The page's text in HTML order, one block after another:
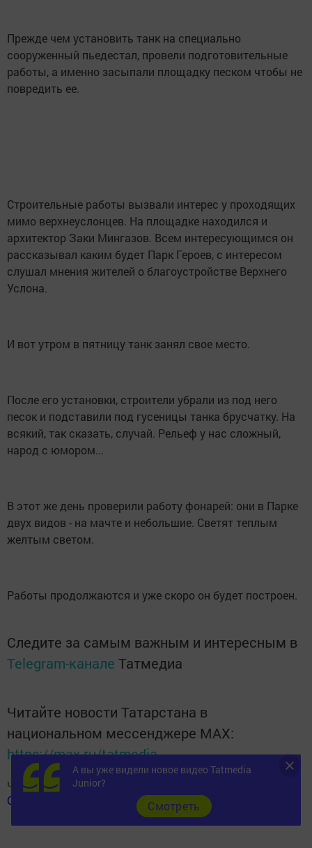
Прежде чем установить танк на специально
сооруженный пьедестал, провели подготовительные
работы, а именно засыпали площадку песком чтобы не
повредить ее.
Строительные работы вызвали интерес у проходящих
мимо верхнеуслонцев. На площадке находился и
архитектор Заки Мингазов. Всем интересующимся он
рассказывал каким будет Парк Героев, с интересом
слушал мнения жителей о благоустройстве Верхнего
Услона.
И вот утром в пятницу танк занял свое место.
После его установки, строители убрали из под него
песок и подставили под гусеницы танка брусчатку. На
всякий, так сказать, случай. Рельеф у нас сложный,
народ с юмором...
В этот же день проверили работу фонарей: они в Парке
двух видов - на мачте и небольшие. Светят теплым
желтым светом.
Работы продолжаются и уже скоро он будет построен.
Следите за самым важным и интересным в
Telegram-канале Татмедиа
Читайте новости Татарстана в
национальном мессенджере MАХ:
https://max.ru/tatmedia
Читай «Волжскую новь» в
Одноклассники
А вы уже видели новое видео Tatmedia
Junior?
Cмотреть